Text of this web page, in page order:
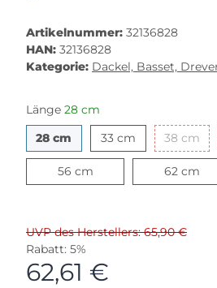
Artikelnummer: 32136828
HAN: 32136828
Kategorie: Dackel, Basset,
Länge 28 cm
28 cm 28 cm33 cm33 cm38 cm38
56 cm56 cm 62 cm62
UVP des Herstellers: 65,90 €
Rabatt: 5%
62,61 €